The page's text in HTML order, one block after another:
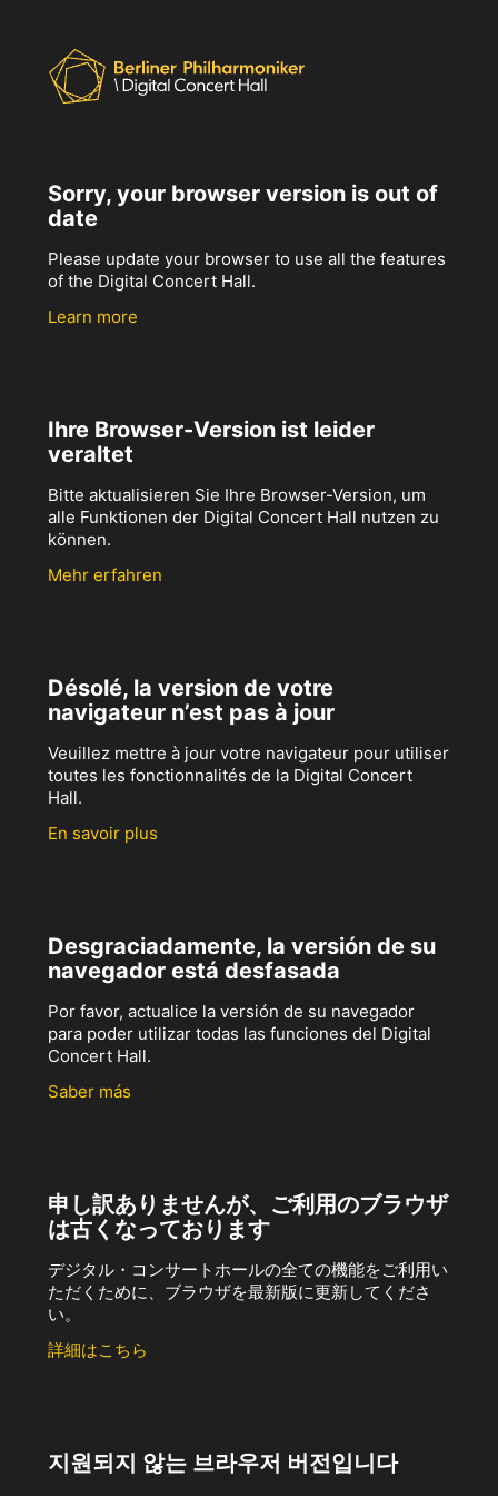
Sorry, your browser version is out of
date
Please update your browser to use all the features
of the Digital Concert Hall.
Learn more
Ihre Browser-Version ist leider
veraltet
Bitte aktualisieren Sie Ihre Browser-Version, um
alle Funktionen der Digital Concert Hall nutzen zu
können.
Mehr erfahren
Désolé, la version de votre
navigateur n’est pas à jour
Veuillez mettre à jour votre navigateur pour utiliser
toutes les fonctionnalités de la Digital Concert
Hall.
En savoir plus
Desgraciadamente, la versión de su
navegador está desfasada
Por favor, actualice la versión de su navegador
para poder utilizar todas las funciones del Digital
Concert Hall.
Saber más
申し訳ありませんが、ご利用のブラウザ
は古くなっております
デジタル・コンサートホールの全ての機能をご利用い
ただくために、ブラウザを最新版に更新してくださ
い。
詳細はこちら
지원되지 않는 브라우저 버전입니다